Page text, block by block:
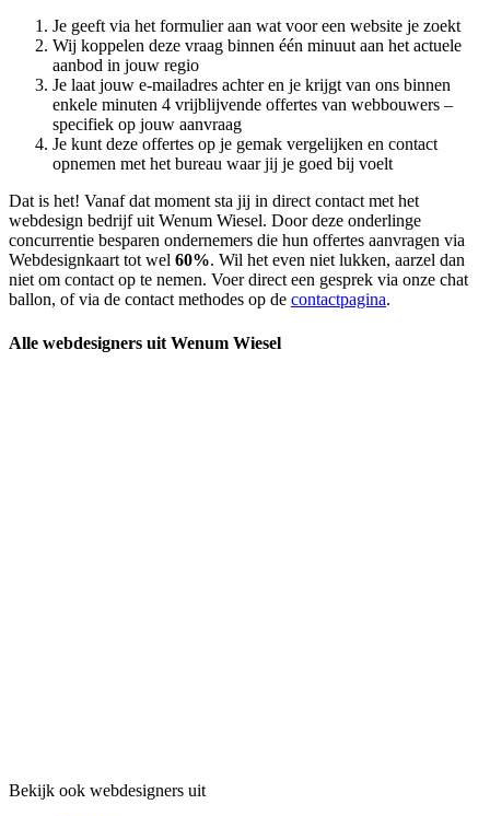
Je geeft via het formulier aan wat voor een website je zoekt
Wij koppelen deze vraag binnen één minuut aan het actuele
aanbod in jouw regio
Je laat jouw e-mailadres achter en je krijgt van ons binnen
enkele minuten 4 vrijblijvende offertes van webbouwers –
specifiek op jouw aanvraag
Je kunt deze offertes op je gemak vergelijken en contact
opnemen met het bureau waar jij je goed bij voelt
Dat is het! Vanaf dat moment sta jij in direct contact met het
webdesign bedrijf uit Wenum Wiesel. Door deze onderlinge
concurrentie besparen ondernemers die hun offertes aanvragen via
Webdesignkaart tot wel 60%. Wil het even niet lukken, aarzel dan
niet om contact op te nemen. Voer direct een gesprek via onze chat
ballon, of via de contact methodes op de contactpagina.
Alle webdesigners uit Wenum Wiesel
Bekijk ook webdesigners uit